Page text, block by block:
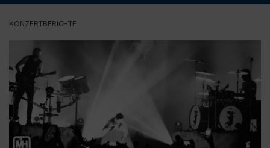
KONZERTBERICHTE